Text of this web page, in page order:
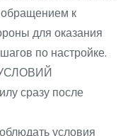
к
для оказания
по настройке.
сразу после
условия